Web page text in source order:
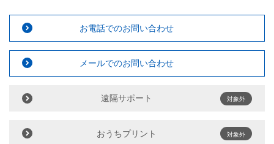
お電話でのお問い合わせ
メールでのお問い合わせ
遠隔サポート 対象外
おうちプリント 対象外